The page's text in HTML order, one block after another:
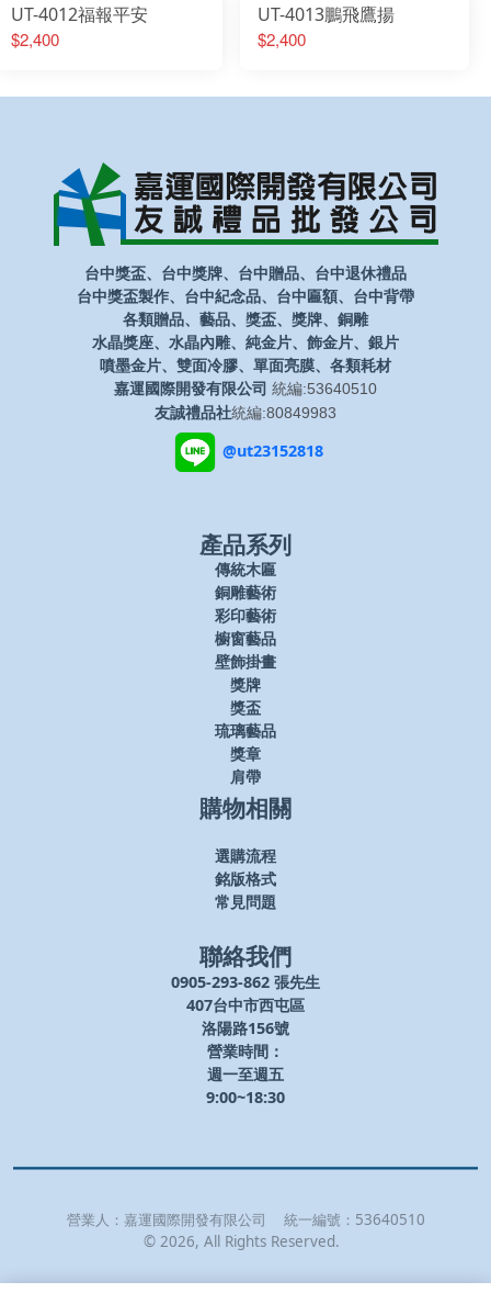
UT-4012福報平安
$2,400
UT-4013鵬飛鷹揚
$2,400
台中獎盃、台中獎牌、台中贈品、台中退休禮品
台中獎盃製作、台中紀念品、台中匾額、台中背帶
各類贈品、藝品、獎盃、獎牌、銅雕
水晶獎座、水晶內雕、純金片、飾金片、銀片
噴墨金片、雙面冷膠、單面亮膜、各類耗材
嘉運國際開發有限公司 統編:53640510
友誠禮品社統編:80849983
@ut23152818
產品系列
傳統木匾
銅雕藝術
彩印藝術
櫥窗藝品
壁飾掛畫
獎牌
獎盃
琉璃藝品
獎章
肩帶
購物相關
選購流程
銘版格式
常見問題
聯絡我們
0905-293-862 張先生
407台中市西屯區
洛陽路156號
營業時間：
週一至週五
9:00~18:30
營業人： 嘉運國際開發有限公司 統一編號： 53640510
© 2026, All Rights Reserved.